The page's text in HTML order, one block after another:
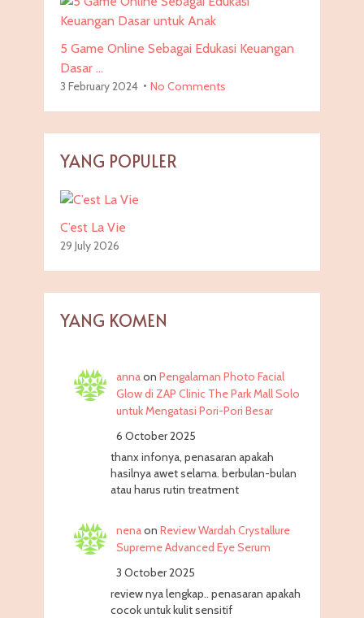
5 Game Online Sebagai Edukasi Keuangan
Dasar …
3 February 2024 No Comments
YANG POPULER
C’est La Vie
29 July 2026
YANG KOMEN
annaon Pengalaman Photo Facial
Glow di ZAP Clinic The Park Mall Solo
untuk Mengatasi Pori-Pori Besar
6 October 2025
thanx infonya, penasaran apakah
hasilnya awet selama. berbulan-bulan
atau harus rutin treatment
nenaon Review Wardah Crystallure
Supreme Advanced Eye Serum
3 October 2025
review nya lengkap.. penasaran apakah
cocok untuk kulit sensitif